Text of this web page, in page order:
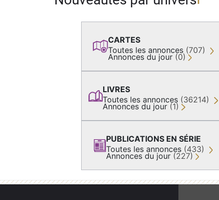
CARTES
Toutes les annonces (707)
Annonces du jour (0)
LIVRES
Toutes les annonces (36214)
Annonces du jour (1)
PUBLICATIONS EN SÉRIE
Toutes les annonces (433)
Annonces du jour (227)